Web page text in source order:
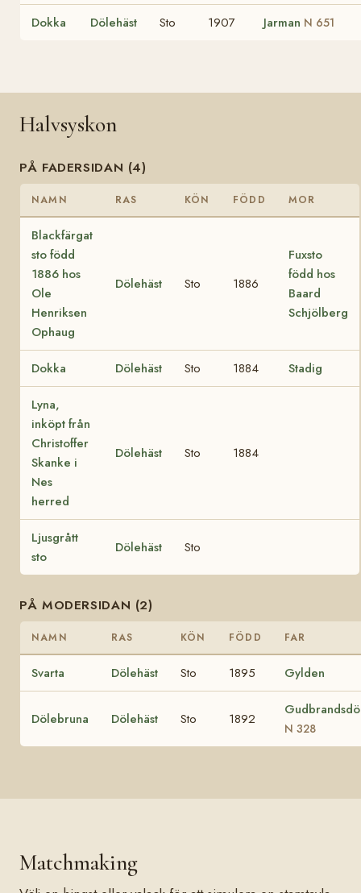
Dokka Dölehäst Sto 1907 Jarman N 651
Halvsyskon
PÅ FADERSIDAN (4)
NAMN RAS KÖN FÖDD MOR
Blackfärgat
sto född
1886 hos
Ole
Henriksen
Ophaug
Dölehäst Sto 1886
Fuxsto
född hos
Baard
Schjölberg
Dokka Dölehäst Sto 1884 Stadig
Lyna,
inköpt från
Christoffer
Skanke i
Nes
herred
Dölehäst Sto 1884
Ljusgrått
sto
Dölehäst Sto
PÅ MODERSIDAN (2)
NAMN RAS KÖN FÖDD FAR
Svarta Dölehäst Sto 1895 Gylden
Dölebruna Dölehäst Sto 1892
N 328
Matchmaking